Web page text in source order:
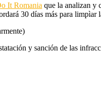
It Romania que la analizan y
30 días más para limpìar
y sanción de las